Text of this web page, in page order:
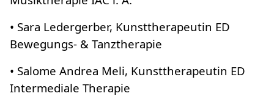
• Sara Ledergerber, Kunsttherapeutin ED
Bewegungs- & Tanztherapie
• Salome Andrea Meli, Kunsttherapeutin ED
Intermediale Therapie